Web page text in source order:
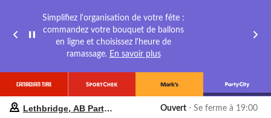
Simplifiez l'organisation de votre fête :
commandez votre bouquet de ballons
en ligne et choisissez l'heure de
ramassage. En savoir plus
Lethbridge, AB Party City Ouvert ⋅ Se ferme à 19:00